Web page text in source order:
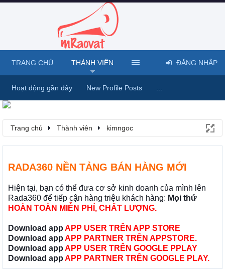
Trang chủ Thành viên kimngoc
RADA360 NỀN TẢNG BÁN HÀNG MỚI
Hiện tại, bạn có thể đưa cơ sở kinh doanh của mình lên
Rada360 để tiếp cận hàng triệu khách hàng: Mọi thứ
HOÀN TOÀN MIỄN PHÍ, CHẤT LƯỢNG.
Download app APP USER TRÊN APP STORE
Download app APP PARTNER TRÊN APPSTORE.
Download app APP USER TRÊN GOOGLE PPLAY
Download app APP PARTNER TRÊN GOOGLE PLAY.
TRANG CHỦ THÀNH VIÊN
Hoạt động gần đây New Profile Posts
ĐĂNG NHẬP